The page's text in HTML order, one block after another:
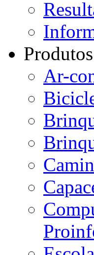
Produtos
Ar-